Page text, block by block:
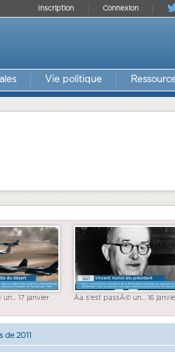
Connexion
Inscription
Vie politique
un... 17 janvier Ãa s'est passÃ© un... 16
de 2011